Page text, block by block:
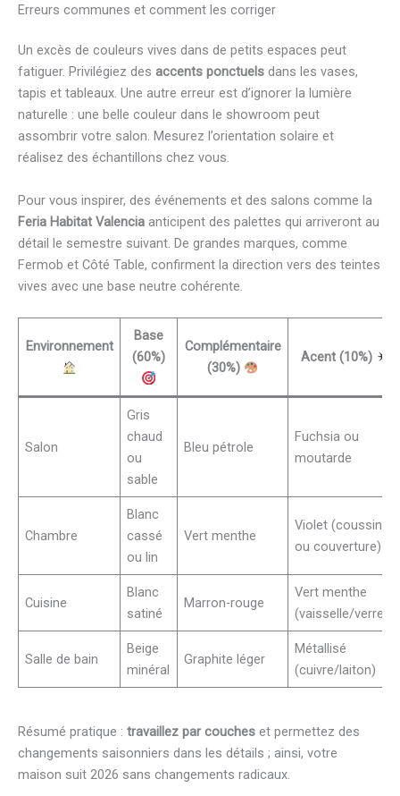
Erreurs communes et comment les corriger
Un excès de couleurs vives dans de petits espaces peut
fatiguer. Privilégiez des accents ponctuels dans les vases,
tapis et tableaux. Une autre erreur est d’ignorer la lumière
naturelle : une belle couleur dans le showroom peut
assombrir votre salon. Mesurez l’orientation solaire et
réalisez des échantillons chez vous.
Pour vous inspirer, des événements et des salons comme la
Feria Habitat Valencia anticipent des palettes qui arriveront au
détail le semestre suivant. De grandes marques, comme
Fermob et Côté Table, confirment la direction vers des teintes
vives avec une base neutre cohérente.
Environnement
Base
(60%)
Complémentaire
(30%)
Acent (10%)
Salon
Gris
chaud
ou
sable
Bleu pétrole
Fuchsia ou
moutarde
Chambre
Blanc
cassé
ou lin
Vert menthe
Violet (coussins
ou couverture)
Cuisine
Blanc
satiné
Marron-rouge
Vert menthe
(vaisselle/verres)
Salle de bain
Beige
minéral
Graphite léger
Métallisé
(cuivre/laiton)
Résumé pratique : travaillez par couches et permettez des
changements saisonniers dans les détails ; ainsi, votre
maison suit 2026 sans changements radicaux.